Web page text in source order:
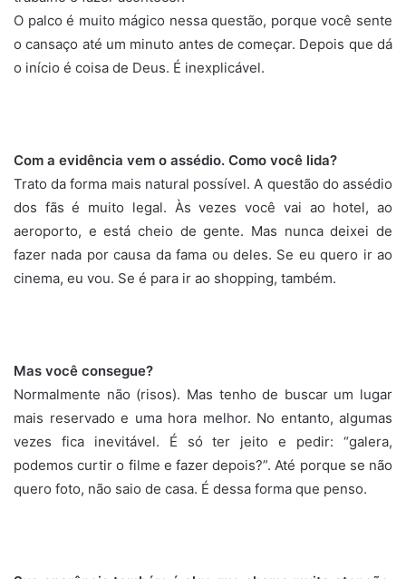
O palco é muito mágico nessa questão, porque você sente
o cansaço até um minuto antes de começar. Depois que dá
o início é coisa de Deus. É inexplicável.
Com a evidência vem o assédio. Como você lida?
Trato da forma mais natural possível. A questão do assédio
dos fãs é muito legal. Às vezes você vai ao hotel, ao
aeroporto, e está cheio de gente. Mas nunca deixei de
fazer nada por causa da fama ou deles. Se eu quero ir ao
cinema, eu vou. Se é para ir ao shopping, também.
Mas você consegue?
Normalmente não (risos). Mas tenho de buscar um lugar
mais reservado e uma hora melhor. No entanto, algumas
vezes fica inevitável. É só ter jeito e pedir: “galera,
podemos curtir o filme e fazer depois?”. Até porque se não
quero foto, não saio de casa. É dessa forma que penso.